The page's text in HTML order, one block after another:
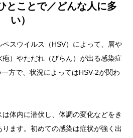
とことで／どんな人に多
い）
スウイルス（HSV）によって、唇や
）やただれ（びらん）が出る感染症
方で、状況によってはHSV-2が関わ
体内に潜伏し、体調の変化などをき
ます。初めての感染は症状が強く出